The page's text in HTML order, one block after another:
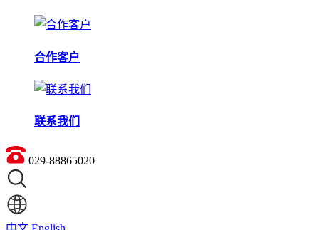
合作客户
联系我们
029-88865020